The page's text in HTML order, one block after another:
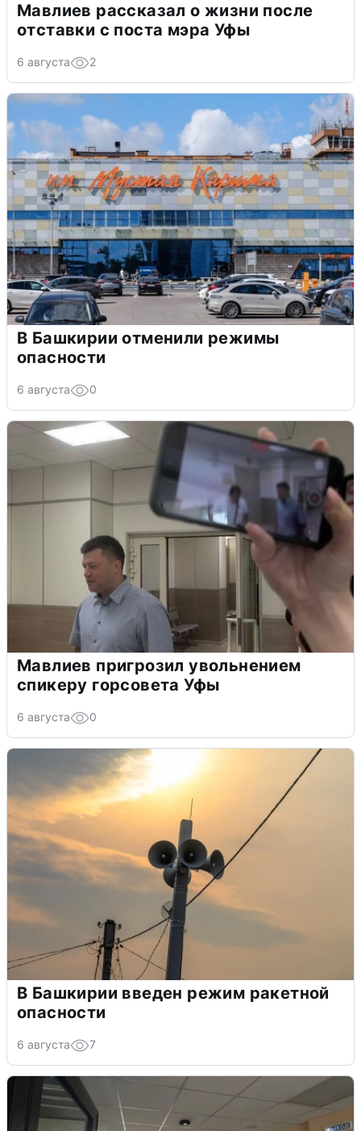
Мавлиев рассказал о жизни после
отставки с поста мэра Уфы
6 августа 2
В Башкирии отменили режимы
опасности
6 августа 0
Мавлиев пригрозил увольнением
спикеру горсовета Уфы
6 августа 0
В Башкирии введен режим ракетной
опасности
6 августа 7